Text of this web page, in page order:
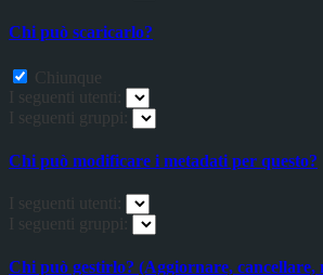
Chi può scaricarlo?
Chiunque
I seguenti utenti:
I seguenti gruppi:
Chi può modificare i metadati per questo?
I seguenti utenti:
I seguenti gruppi:
Chi può gestirlo? (Aggiornare, cancellare,